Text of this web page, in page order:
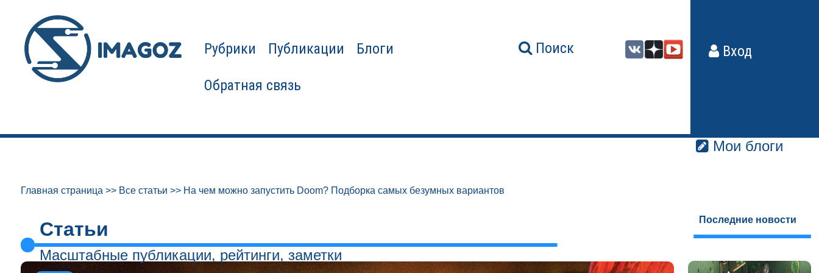
Рубрики Публикации Блоги
Обратная связь
Поиск Вход
Мои блоги
Главная страница >> Все статьи >> На чем можно запустить Doom? Подборка самых безумных вариантов
Статьи
Масштабные публикации, рейтинги, заметки
Последние новости